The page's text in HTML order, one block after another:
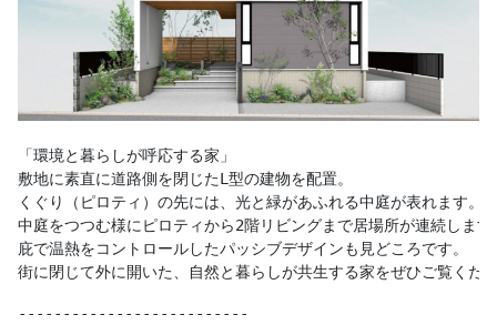
「環境と暮らしが呼応する家」
敷地に素直に道路側を閉じたL型の建物を配置。
くぐり（ピロティ）の先には、光と緑があふれる中庭が表れます。
中庭をつつむ様にピロティから2階リビングまで居場所が連続します
庇で温熱をコントロールしたパッシブデザインも見どころです。
街に閉じて外に開いた、自然と暮らしが共生する家をぜひご覧くだ
--------------------------